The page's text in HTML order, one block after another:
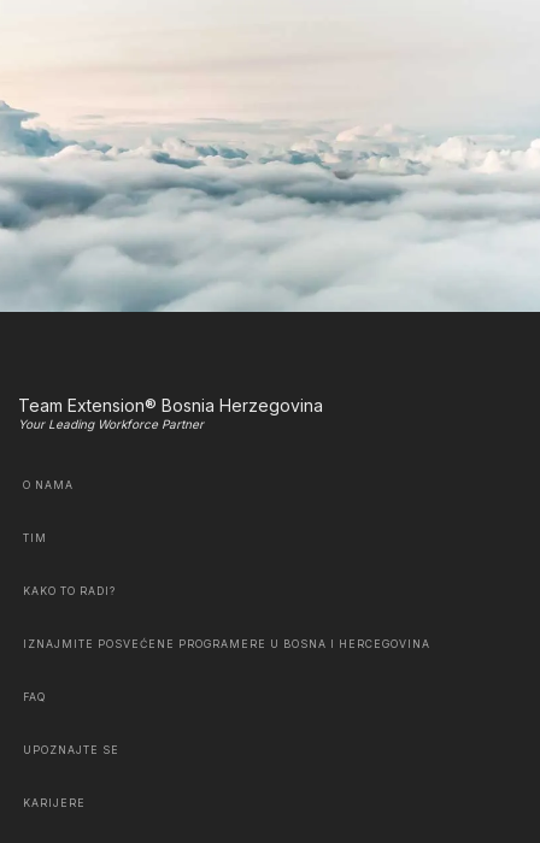
Team Extension® Bosnia Herzegovina
Your Leading Workforce Partner
O NAMA
TIM
KAKO TO RADI?
IZNAJMITE POSVEĆENE PROGRAMERE U BOSNA I HERCEGOVINA
FAQ
UPOZNAJTE SE
KARIJERE